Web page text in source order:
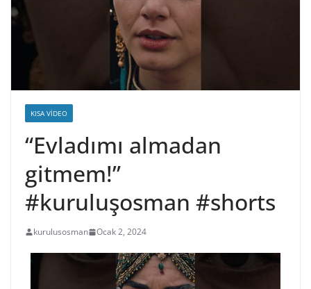
KISA VIDEO
“Evladımı almadan
gitmem!”
#kuruluşosman #shorts
kurulusosman Ocak 2, 2024